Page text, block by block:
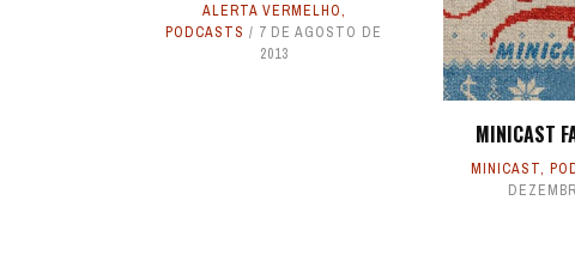
ALERTA VERMELHO,
PODCASTS
7 DE AGOSTO DE
2013
MINICAST
MINICAST,